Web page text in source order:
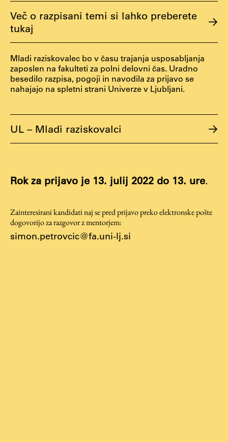
Študij
Predstavitev študija
Študentske informacije
Urniki
Študijski programi
Vpis
Študijske prakse
Spletna učilnica
ŠIS (SI)
Več o razpisani temi si lahko preberete
tukaj
Mladi raziskovalec bo v času trajanja usposabljanja
zaposlen na fakulteti za polni delovni čas. Uradno
besedilo razpisa, pogoji in navodila za prijavo se
nahajajo na spletni strani Univerze v Ljubljani.
UL – Mladi raziskovalci
Rok za prijavo je 13. julij 2022 do 13. ure.
Zainteresirani kandidati naj se pred prijavo preko elektronske pošte
dogovorijo za razgovor z mentorjem:
simon.petrovcic@fa.uni-lj.si